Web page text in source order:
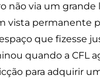
não via um
vista permanente
que fizesse
quando a CFL
para adquirir